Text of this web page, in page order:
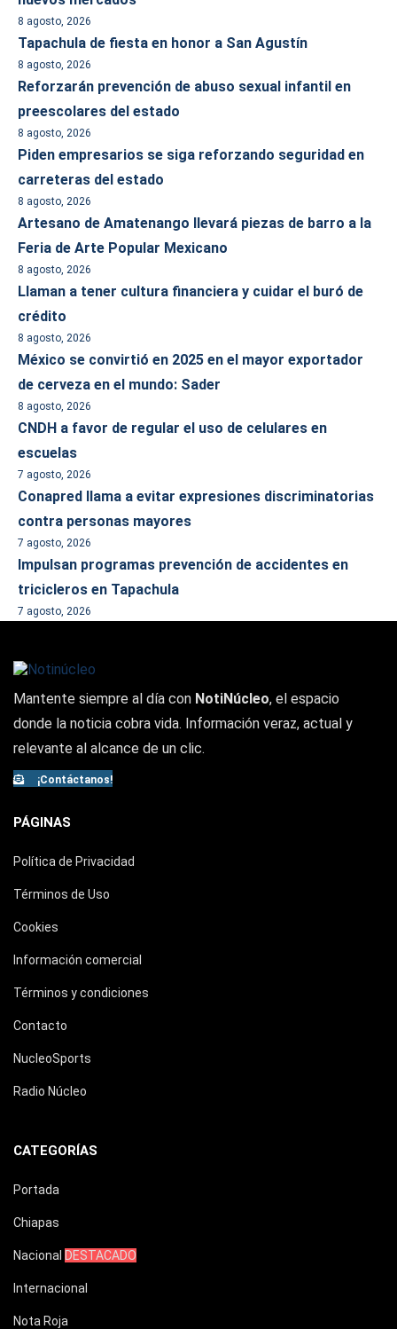
8 agosto, 2026
Tapachula de fiesta en honor a San Agustín
8 agosto, 2026
Reforzarán prevención de abuso sexual infantil en
preescolares del estado
8 agosto, 2026
Piden empresarios se siga reforzando seguridad en
carreteras del estado
8 agosto, 2026
Artesano de Amatenango llevará piezas de barro a la
Feria de Arte Popular Mexicano
8 agosto, 2026
Llaman a tener cultura financiera y cuidar el buró de
crédito
8 agosto, 2026
México se convirtió en 2025 en el mayor exportador
de cerveza en el mundo: Sader
8 agosto, 2026
CNDH a favor de regular el uso de celulares en
escuelas
7 agosto, 2026
Conapred llama a evitar expresiones discriminatorias
contra personas mayores
7 agosto, 2026
Impulsan programas prevención de accidentes en
tricicleros en Tapachula
7 agosto, 2026
Mantente siempre al día con NotiNúcleo, el espacio
donde la noticia cobra vida. Información veraz, actual y
relevante al alcance de un clic.
¡Contáctanos!
PÁGINAS
Política de Privacidad
Términos de Uso
Cookies
Información comercial
Términos y condiciones
Contacto
NucleoSports
Radio Núcleo
CATEGORÍAS
Portada
Chiapas
Nacional DESTACADO
Internacional
Nota Roja